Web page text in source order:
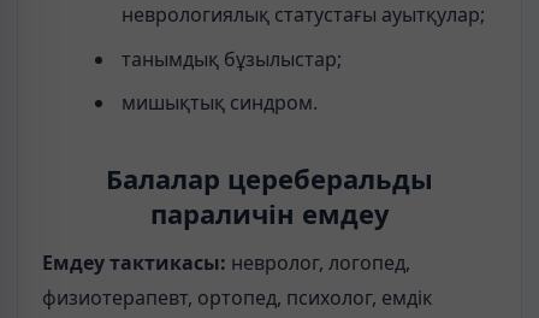
неврологиялық статустағы ауытқулар;
танымдық бұзылыстар;
мишықтық синдром.
Балалар цереберальды
параличін емдеу
Емдеу тактикасы: невролог, логопед,
физиотерапевт, ортопед, психолог, емдік